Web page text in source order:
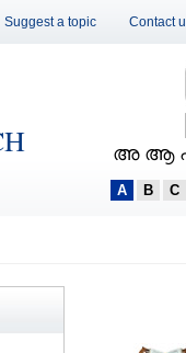
Suggest a topic Contact
അ ആ
A B C